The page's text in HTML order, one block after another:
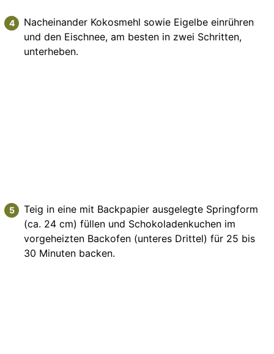
Nacheinander Kokosmehl sowie Eigelbe einrühren
und den Eischnee, am besten in zwei Schritten,
unterheben.
Teig in eine mit Backpapier ausgelegte Springform
(ca. 24 cm) füllen und Schokoladenkuchen im
vorgeheizten Backofen (unteres Drittel) für 25 bis
30 Minuten backen.